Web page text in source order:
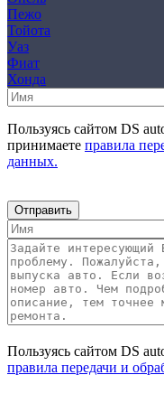
Пежо
Тойота
Уаз
Фиат
Хонда
Пользуясь сайтом DS
принимаете правила
данных.
Отправить
Пользуясь сайтом DS
правила передачи и